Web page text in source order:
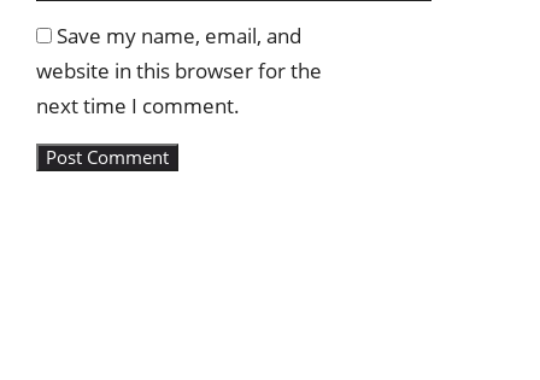
Save my name, email, and
website in this browser for the
next time I comment.